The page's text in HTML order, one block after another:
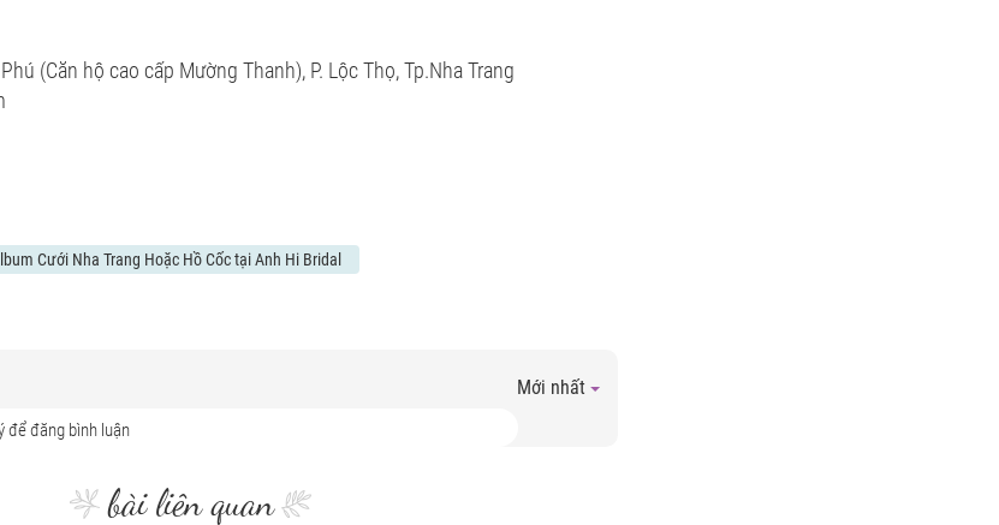
(Căn hộ cao cấp Mường Thanh), P. Lộc Thọ, Tp.Nha Trang
Cưới Nha Trang Hoặc Hồ Cốc tại Anh Hi Bridal
Mới nhất
bài liên quan